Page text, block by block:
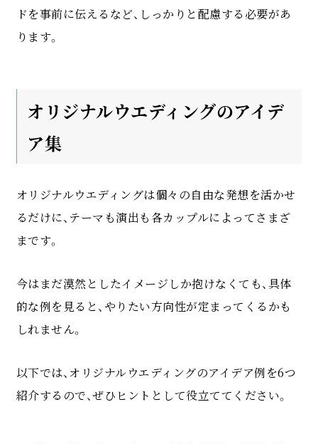
ドを事前に伝えるなど、しっかりと配慮する必要があ
ります。
オリジナルウエディングのアイデ
ア集
オリジナルウエディングは個々の自由な発想を活かせ
るだけに、テーマも演出も各カップルによってさまざ
まです。
今はまだ漠然としたイメージしか抱けなくても、具体
的な例を見ると、やりたい方向性が定まってくるかも
しれません。
以下では、オリジナルウエディングのアイデア例を6つ
紹介するので、ぜひヒントとして役立ててください。